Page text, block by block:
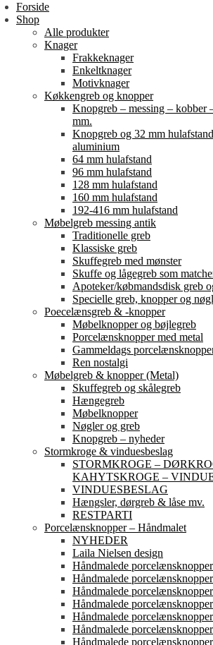
Forside
Shop
Alle produkter
Knager
Frakkeknager
Enkeltknager
Motivknager
Køkkengreb og knopper
Knopgreb – messing – kobber
mm.
Knopgreb og 32 mm
aluminium
64 mm hulafstand
96 mm hulafstand
128 mm hulafstand
160 mm hulafstand
192-416 mm hulafstand
Møbelgreb messing antik
Traditionelle greb
Klassiske greb
Skuffegreb med mønster
Skuffe og lågegreb som
Apoteker/købmandsdisk greb
Specielle greb, knopper og
Poecelænsgreb & -knopper
Møbelknopper og bøjlegreb
Porcelænsknopper med metal
Gammeldags
Ren nostalgi
Møbelgreb & knopper (Metal)
Skuffegreb og skålegreb
Hængegreb
Møbelknopper
Nøgler og greb
Knopgreb – nyheder
Stormkroge & vinduesbeslag
STORMKROGE –
KAHYTSKROGE –
VINDUESBESLAG
Hængsler, dørgreb & låse mv.
RESTPARTI
Porcelænsknopper – Håndmalet
NYHEDER
Laila Nielsen design
Håndmalede porcelænsknopper
Håndmalede
Håndmalede
Håndmalede
Håndmalede
Håndmalede
Håndmalede